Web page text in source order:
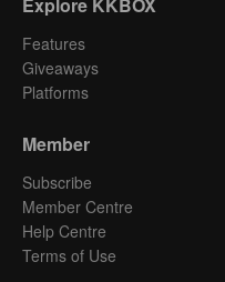
Features
Giveaways
Platforms
Member
Subscribe
Member Centre
Help Centre
Terms of Use